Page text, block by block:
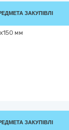
ЗАКУПІВЛІ
мм
ЗАКУПІВЛІ